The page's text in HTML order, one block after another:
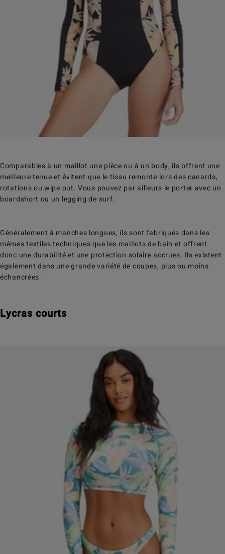
Comparables à un maillot une pièce ou à un body, ils offrent une
meilleure tenue et évitent que le tissu remonte lors des canards,
rotations ou wipe out. Vous pouvez par ailleurs le porter avec un
boardshort ou un legging de surf.
Généralement à manches longues, ils sont fabriqués dans les
mêmes textiles techniques que les maillots de bain et offrent
donc une durabilité et une protection solaire accrues. Ils existent
également dans une grande variété de coupes, plus ou moins
échancrées.
Lycras courts